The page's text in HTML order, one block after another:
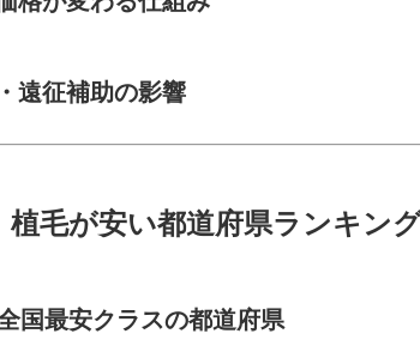
遠征補助の影響
植毛が安い都道府県ランキン
国最安クラスの都道府県